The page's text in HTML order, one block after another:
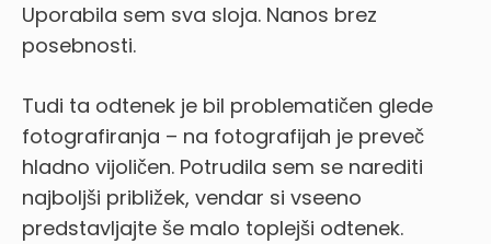
Uporabila sem sva sloja. Nanos brez
posebnosti.
Tudi ta odtenek je bil problematičen glede
fotografiranja – na fotografijah je preveč
hladno vijoličen. Potrudila sem se narediti
najboljši približek, vendar si vseeno
predstavljajte še malo toplejši odtenek.